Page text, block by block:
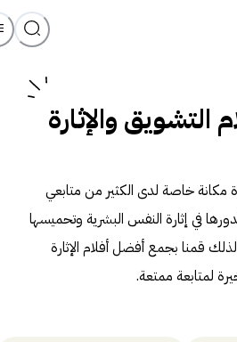
التشويق والإثارة
مكانة خاصة لدى الكثير من متابعي
في إثارة النفس البشرية وتحميسها
لذلك قمنا بجمع أفضل أفلام الإثارة
لمتابعة ممتعة.